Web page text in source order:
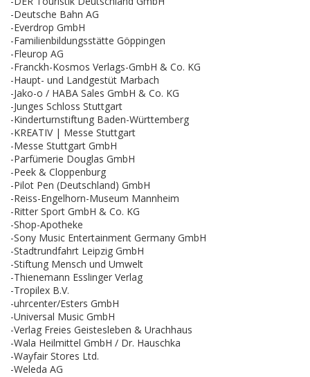
-Deutsche Bahn AG
-Everdrop GmbH
-Familienbildungsstätte Göppingen
-Fleurop AG
-Franckh-Kosmos Verlags-GmbH & Co. KG
-Haupt- und Landgestüt Marbach
-Jako-o / HABA Sales GmbH & Co. KG
-Junges Schloss Stuttgart
-Kinderturnstiftung Baden-Württemberg
-KREATIV | Messe Stuttgart
-Messe Stuttgart GmbH
-Parfümerie Douglas GmbH
-Peek & Cloppenburg
-Pilot Pen (Deutschland) GmbH
-Reiss-Engelhorn-Museum Mannheim
-Ritter Sport GmbH & Co. KG
-Shop-Apotheke
-Sony Music Entertainment Germany GmbH
-Stadtrundfahrt Leipzig GmbH
-Stiftung Mensch und Umwelt
-Thienemann Esslinger Verlag
-Tropilex B.V.
-uhrcenter/Esters GmbH
-Universal Music GmbH
-Verlag Freies Geistesleben & Urachhaus
-Wala Heilmittel GmbH / Dr. Hauschka
-Wayfair Stores Ltd.
-Weleda AG